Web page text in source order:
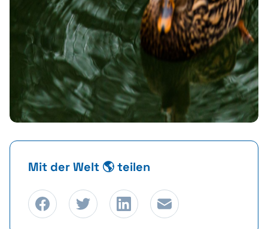
Mit der Welt 🌎 teilen